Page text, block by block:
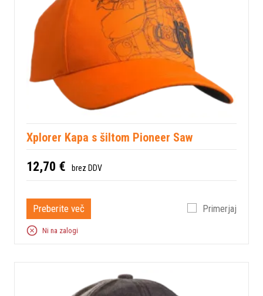
Xplorer Kapa s šiltom Pioneer Saw
12,70 € brez DDV
Preberite več Primerjaj
Ni na zalogi